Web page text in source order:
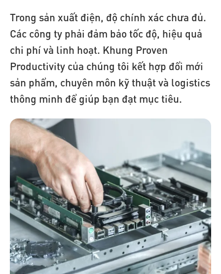
Trong sản xuất điện, độ chính xác chưa đủ.
Các công ty phải đảm bảo tốc độ, hiệu quả
chi phí và linh hoạt. Khung Proven
Productivity của chúng tôi kết hợp đổi mới
sản phẩm, chuyên môn kỹ thuật và logistics
thông minh để giúp bạn đạt mục tiêu.